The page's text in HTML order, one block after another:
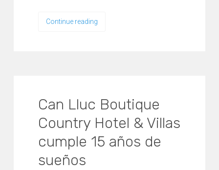
Continue reading
Can Lluc Boutique
Country Hotel & Villas
cumple 15 años de
sueños